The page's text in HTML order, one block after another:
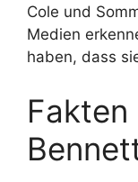
Cole und
Medien
haben, dass
Fakten